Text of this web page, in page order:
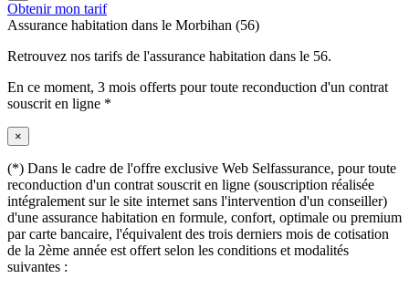
Obtenir mon tarif
Assurance habitation dans le Morbihan (56)
Retrouvez nos tarifs de l'assurance habitation dans le 56.
En ce moment, 3 mois offerts pour toute reconduction d'un contrat
souscrit en ligne *
×
(*) Dans le cadre de l'offre exclusive Web Selfassurance, pour toute
reconduction d'un contrat souscrit en ligne (souscription réalisée
intégralement sur le site internet sans l'intervention d'un conseiller)
d'une assurance habitation en formule, confort, optimale ou premium
par carte bancaire, l'équivalent des trois derniers mois de cotisation
de la 2ème année est offert selon les conditions et modalités
suivantes :